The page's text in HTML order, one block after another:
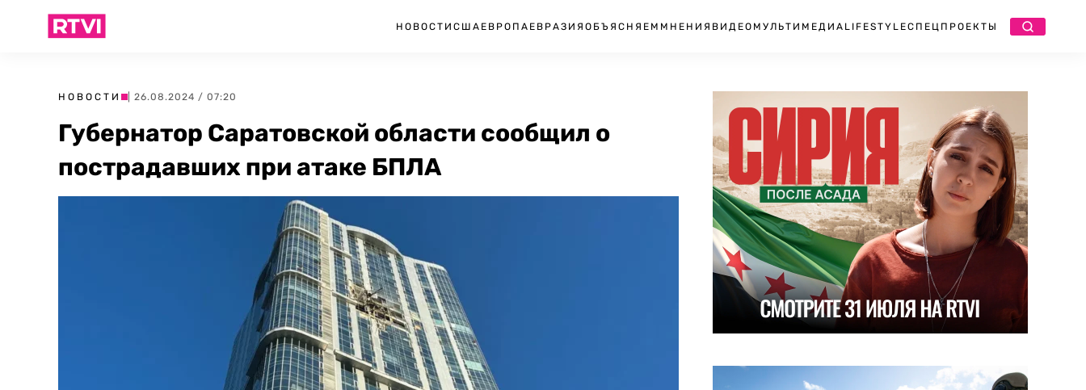
НОВОСТИ США ЕВРОПА ЕВРАЗИЯ ОБЪЯСНЯЕМ МНЕНИЯ ВИДЕО МУЛЬТИМЕДИА LIFESTYLEСПЕЦПРОЕКТЫ
НОВОСТИ | 26.08.2024 / 07:20
Губернатор Саратовской области сообщил о
пострадавших при атаке БПЛА